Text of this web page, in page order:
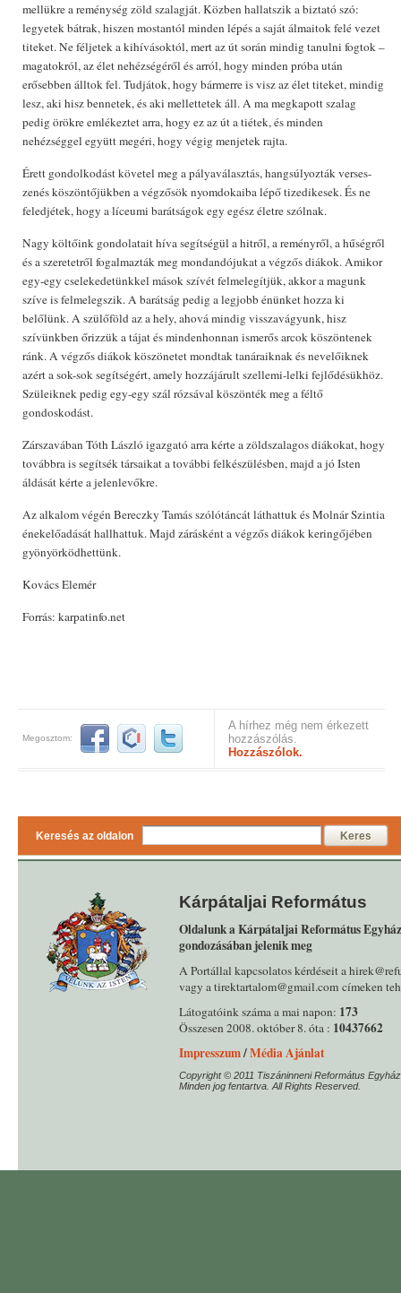
mellükre a reménység zöld szalagját. Közben hallatszik a biztató szó:
legyetek bátrak, hiszen mostantól minden lépés a saját álmaitok felé vezet
titeket. Ne féljetek a kihívásoktól, mert az út során mindig tanulni fogtok –
magatokról, az élet nehézségéről és arról, hogy minden próba után
erősebben álltok fel. Tudjátok, hogy bármerre is visz az élet titeket, mindig
lesz, aki hisz bennetek, és aki mellettetek áll. A ma megkapott szalag
pedig örökre emlékeztet arra, hogy ez az út a tiétek, és minden
nehézséggel együtt megéri, hogy végig menjetek rajta.
Érett gondolkodást követel meg a pályaválasztás, hangsúlyozták verses-
zenés köszöntőjükben a végzősök nyomdokaiba lépő tizedikesek. És ne
feledjétek, hogy a líceumi barátságok egy egész életre szólnak.
Nagy költőink gondolatait híva segítségül a hitről, a reményről, a hűségről
és a szeretetről fogalmazták meg mondandójukat a végzős diákok. Amikor
egy-egy cselekedetünkkel mások szívét felmelegítjük, akkor a magunk
szíve is felmelegszik. A barátság pedig a legjobb énünket hozza ki
belőlünk. A szülőföld az a hely, ahová mindig visszavágyunk, hisz
szívünkben őrizzük a tájat és mindenhonnan ismerős arcok köszöntenek
ránk. A végzős diákok köszönetet mondtak tanáraiknak és nevelőiknek
azért a sok-sok segítségért, amely hozzájárult szellemi-lelki fejlődésükhöz.
Szüleiknek pedig egy-egy szál rózsával köszönték meg a féltő
gondoskodást.
Zárszavában Tóth László igazgató arra kérte a zöldszalagos diákokat, hogy
továbbra is segítsék társaikat a további felkészülésben, majd a jó Isten
áldását kérte a jelenlevőkre.
Az alkalom végén Bereczky Tamás szólótáncát láthattuk és Molnár Szintia
énekelőadását hallhattuk. Majd zárásként a végzős diákok keringőjében
gyönyörködhettünk.
Kovács Elemér
Forrás: karpatinfo.net
Megosztom:
A hírhez még nem érkezett
hozzászólás.
Hozzászólok.
Keresés az oldalon Keres
Kárpátaljai Református
Oldalunk a Kárpátaljai Református
gondozásában jelenik meg
A Portállal kapcsolatos kérdéseit a
vagy a tirektartalom@gmail.com címeken
Látogatóink száma a mai napon: 173
Összesen 2008. október 8. óta : 10437662
Impresszum/Média Ajánlat
Copyright © 2011 Tiszáninneni Református
Minden jog fentartva. All Rights Reserved.